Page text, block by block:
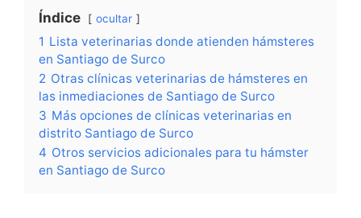
Índice ocultar
1 Lista veterinarias donde atienden hámsteres
en Santiago de Surco
2 Otras clínicas veterinarias de hámsteres en
las inmediaciones de Santiago de Surco
3 Más opciones de clínicas veterinarias en
distrito Santiago de Surco
4 Otros servicios adicionales para tu hámster
en Santiago de Surco